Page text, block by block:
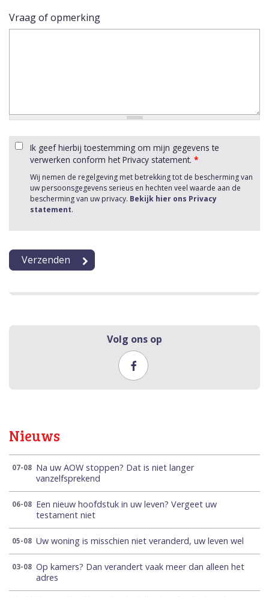
Vraag of opmerking
Ik geef hierbij toestemming om mijn gegevens te
verwerken conform het Privacy statement. *
Wij nemen de regelgeving met betrekking tot de bescherming van
uw persoonsgegevens serieus en hechten veel waarde aan de
bescherming van uw privacy. Bekijk hier ons Privacy
statement.
Volg ons op
Nieuws
07-08 Na uw AOW stoppen? Dat is niet langer
vanzelfsprekend
06-08 Een nieuw hoofdstuk in uw leven? Vergeet uw
testament niet
05-08 Uw woning is misschien niet veranderd, uw leven wel
03-08 Op kamers? Dan verandert vaak meer dan alleen het
adres